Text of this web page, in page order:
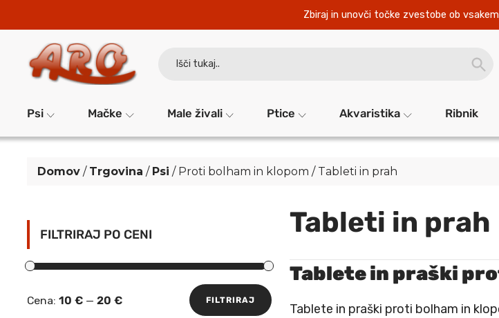
Zbiraj in unovči točke zvestobe ob
Psi Mačke Male živali Ptice Akvaristika Ribnik
Domov / Trgovina / Psi / Proti bolham in klopom / Tableti in prah
FILTRIRAJ PO CENI
FILTRIRAJ
Cena:10 € —20 €
Tableti in prah
Tablete in praški
Tablete in praški proti bolham in